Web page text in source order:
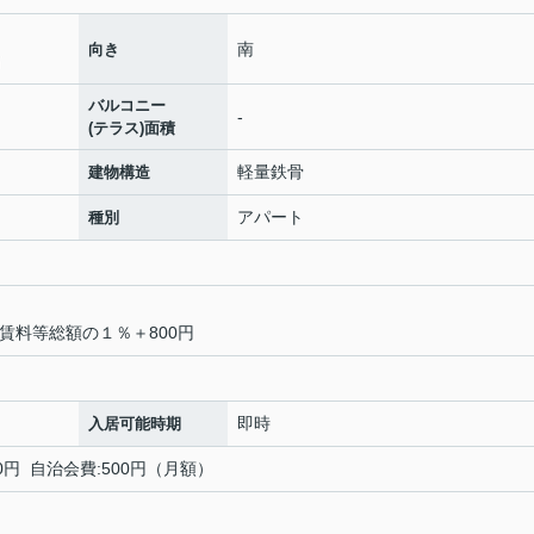
向き 南
バルコニー
(テラス)面積
-
建物構造 軽量鉄骨
種別 アパート
料等総額の１％＋800円
入居可能時期 即時
自治会費:500円（月額）